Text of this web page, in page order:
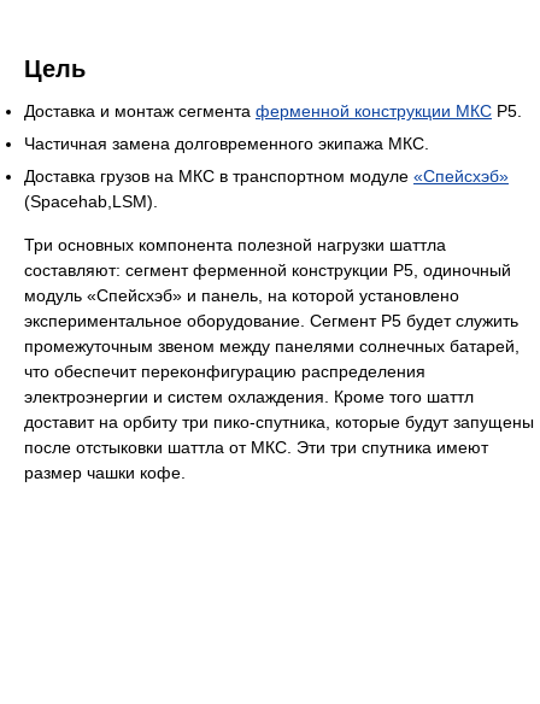
Цель
Доставка и монтаж сегмента ферменной конструкции МКС P5.
Частичная замена долговременного экипажа МКС.
Доставка грузов на МКС в транспортном модуле «Спейсхэб»
(Spacehab,LSM).
Три основных компонента полезной нагрузки шаттла
составляют: сегмент ферменной конструкции Р5, одиночный
модуль «Спейсхэб» и панель, на которой установлено
экспериментальное оборудование. Сегмент Р5 будет служить
промежуточным звеном между панелями солнечных батарей,
что обеспечит переконфигурацию распределения
электроэнергии и систем охлаждения. Кроме того шаттл
доставит на орбиту три пико-спутника, которые будут запущены
после отстыковки шаттла от МКС. Эти три спутника имеют
размер чашки кофе.